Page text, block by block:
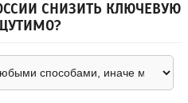
СНИЗИТЬ КЛЮЧЕВУЮ